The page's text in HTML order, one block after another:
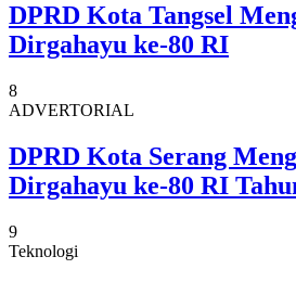
DPRD Kota Tangsel
Dirgahayu ke-80 RI
8
ADVERTORIAL
DPRD Kota Serang
Dirgahayu ke-80 RI
9
Teknologi